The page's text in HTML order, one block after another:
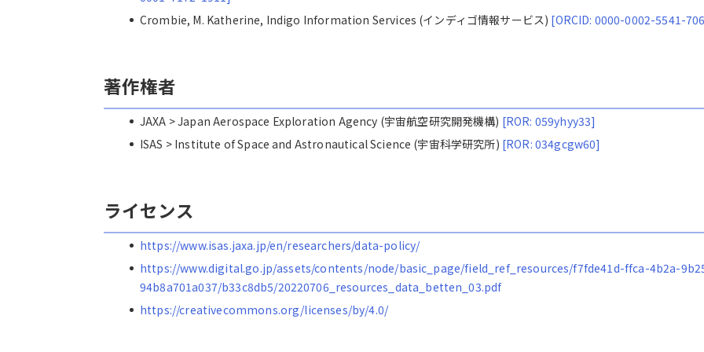
Crombie, M. Katherine, Indigo Information Services (インディゴ情報サービス) [ORCID: 0000-0002-5541-
著作権者
JAXA > Japan Aerospace Exploration Agency (宇宙航空研究開発機構) [ROR: 059yhyy33]
ISAS > Institute of Space and Astronautical Science (宇宙科学研究所) [ROR: 034gcgw60]
ライセンス
https://www.isas.jaxa.jp/en/researchers/data-policy/
https://www.digital.go.jp/assets/contents/node/basic_page/field_ref_resources/f7fde41d-ffca-4b2a-
94b8a701a037/b33c8db5/20220706_resources_data_betten_03.pdf
https://creativecommons.org/licenses/by/4.0/